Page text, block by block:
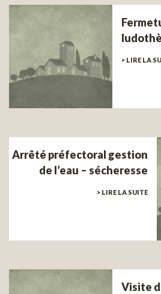
> LIRE LA
Arrêté préfectoral gestion
de l’eau – sécheresse
> LIRE LA SUITE
Visite